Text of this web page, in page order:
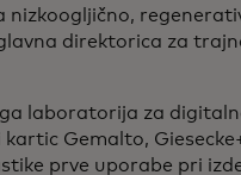
nizkoogljično,
direktorica za
laboratorija za
Gemalto,
prve uporabe pri